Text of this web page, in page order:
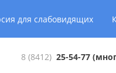
для слабовидящих
8 (8412) 25-54-77